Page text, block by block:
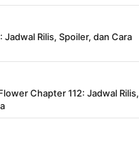
Jadwal Rilis, Spoiler, dan Cara
Chapter 112: Jadwal Rilis,